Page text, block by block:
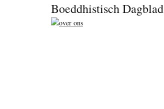
Boeddhistisch Dagblad